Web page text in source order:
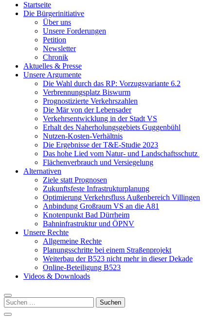
Zusammenschluss von Bürgerinnen und Bürgern der Stadt Villingen-
Schwenningen, der sich klar gegen den Bau des Nordzubringers,
dem Weiterbau der B523, positioniert.
Startseite
Die Bürgerinitiative
Über uns
Unsere Forderungen
Petition
Newsletter
Chronik
Aktuelles & Presse
Unsere Argumente
Die Wahl durch das RP: Vorzugsvariante 6.2
Verbrennungsplatz Biswurm
Prognostizierte Verkehrszahlen
Die Mär von der Lebensader
Verkehrsentwicklung in der Stadt VS
Erhalt des Naherholungsgebiets Guggenbühl
Nutzen-Kosten-Verhältnis
Die Ergebnisse der T&E-Studie 2023
Das hohe Lied vom Natur- und Landschaftsschutz
Flächenverbrauch und Versiegelung
Alternativen
Ziele statt Prognosen
Zukunftsfeste Infrastrukturplanung
Optimierung Verkehrsfluss Außenbereich Villingen
Anbindung Großraum VS an die A81
Knotenpunkt Bad Dürrheim
Bahninfrastruktur und ÖPNV
Unsere Rechte
Allgemeine Rechte
Planungsschritte bei einem Straßenprojekt
Weiterbau der B523 nicht mehr in dieser Dekade
Online-Beteiligung B523
Videos & Downloads
Suchen
nach: